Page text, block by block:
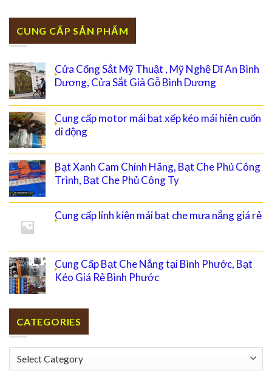
CUNG CẤP SẢN PHẨM
Cửa Cổng Sắt Mỹ Thuật , Mỹ Nghệ Dĩ An Bình
Dương, Cửa Sắt Giả Gỗ Bình Dương
Cung cấp motor mái bạt xếp kéo mái hiên cuốn
di động
Bạt Xanh Cam Chính Hãng, Bạt Che Phủ Công
Trình, Bạt Che Phủ Công Ty
Cung cấp linh kiện mái bạt che mưa nắng giá rẻ
Cung Cấp Bạt Che Nắng tại Bình Phước, Bạt
Kéo Giá Rẻ Bình Phước
CATEGORIES
Categories